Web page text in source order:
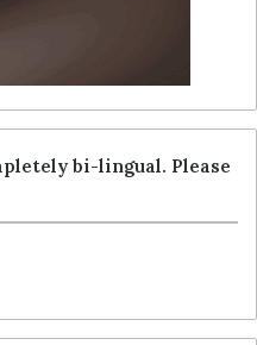
bi-lingual. Please